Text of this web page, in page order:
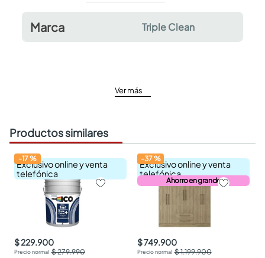
Marca Triple Clean
Ver más
Productos similares
Exclusivo online y venta
telefónica
-17%
$ 229.900
$ 279.990
Exclusivo online y venta
telefónica
Ahorro en grande
-37%
$ 749.900
$ 1.199.900